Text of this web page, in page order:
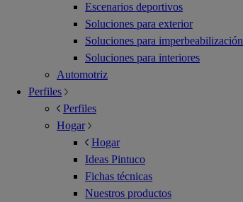
Escenarios deportivos
Soluciones para exterior
Soluciones para imperbeabilización
Soluciones para interiores
Automotriz
Perfiles
Perfiles
Hogar
Hogar
Ideas Pintuco
Fichas técnicas
Nuestros productos